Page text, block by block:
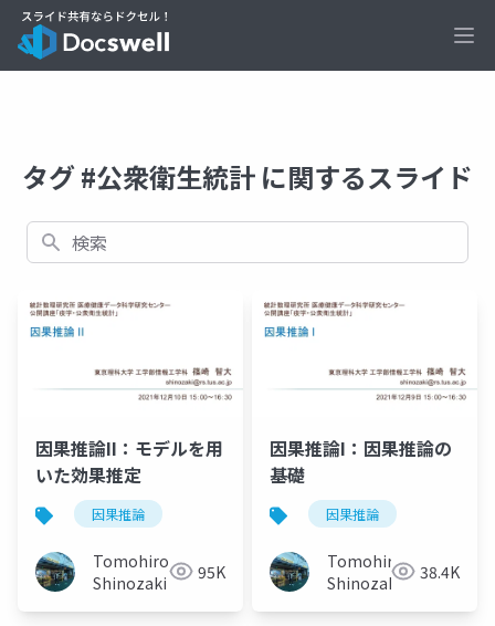
タグ #公衆衛生統計 に関するスライド
検索
因果推論II：モデルを用
いた効果推定
因果推論
Tomohiro
Shinozaki
95K
因果推論I：因果推論の
基礎
因果推論
Tomohiro
Shinozaki
38.4K